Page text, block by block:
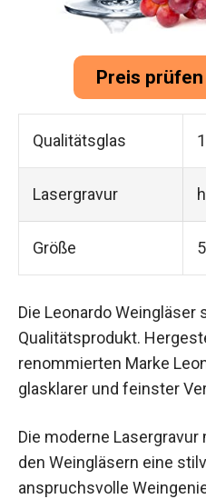
Preis
Qualitätsglas
Lasergravur
Größe
Die Leonardo Weingläser
Qualitätsprodukt.
renommierten Marke
glasklarer und feinster
Die moderne
den Weingläsern eine
anspruchsvolle